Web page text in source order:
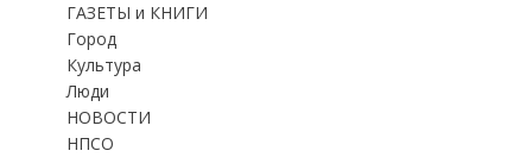
ГАЗЕТЫ и КНИГИ
Город
Культура
Люди
НОВОСТИ
НПСО